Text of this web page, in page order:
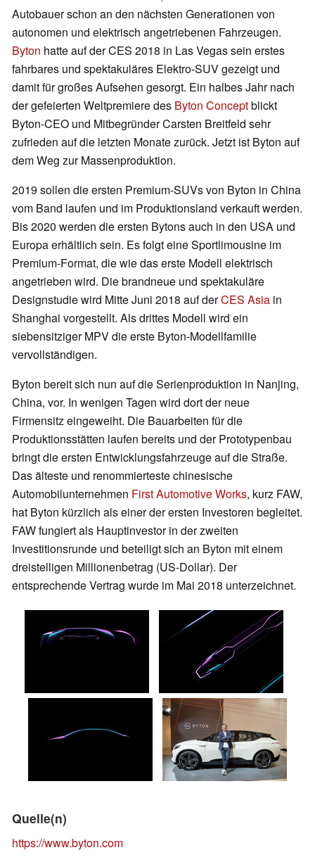
Autobauer schon an den nächsten Generationen von
autonomen und elektrisch angetriebenen Fahrzeugen.
Byton hatte auf der CES 2018 in Las Vegas sein erstes
fahrbares und spektakuläres Elektro-SUV gezeigt und
damit für großes Aufsehen gesorgt. Ein halbes Jahr nach
der gefeierten Weltpremiere des Byton Conceptblickt
Byton-CEO und Mitbegründer Carsten Breitfeld sehr
zufrieden auf die letzten Monate zurück. Jetzt ist Byton auf
dem Weg zur Massenproduktion.
2019 sollen die ersten Premium-SUVs von Byton in China
vom Band laufen und im Produktionsland verkauft werden.
Bis 2020 werden die ersten Bytons auch in den USA und
Europa erhältlich sein. Es folgt eine Sportlimousine im
Premium-Format, die wie das erste Modell elektrisch
angetrieben wird. Die brandneue und spektakuläre
Designstudie wird Mitte Juni 2018 auf derCES Asia in
Shanghai vorgestellt. Als drittes Modell wird ein
siebensitziger MPV die erste Byton-Modellfamilie
vervollständigen.
Byton bereit sich nun auf die Serienproduktion in Nanjing,
China, vor. In wenigen Tagen wird dort der neue
Firmensitz eingeweiht. Die Bauarbeiten für die
Produktionsstätten laufen bereits und der Prototypenbau
bringt die ersten Entwicklungsfahrzeuge auf die Straße.
Das älteste und renommierteste chinesische
Automobilunternehmen First Automotive Works, kurz FAW,
hat Byton kürzlich als einer der ersten Investoren begleitet.
FAW fungiert als Hauptinvestor in der zweiten
Investitionsrunde und beteiligt sich an Byton mit einem
dreistelligen Millionenbetrag (US-Dollar). Der
entsprechende Vertrag wurde im Mai 2018 unterzeichnet.
Quelle(n)
https://www.byton.com